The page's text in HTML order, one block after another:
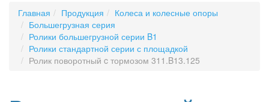
Главная Продукция
Колеса и колесные опоры
Большегрузная серия
Ролики большегрузной серии B1
Ролики стандартной серии с площадкой
Ролик поворотный c тормозом 311.B13.125